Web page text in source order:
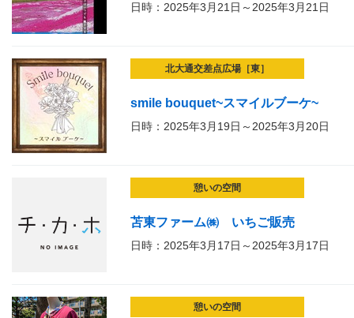
日時：2025年3月21日～2025年3月21日
北大通交差点広場［東］
smile bouquet~スマイルブーケ~
日時：2025年3月19日～2025年3月20日
憩いの空間
苫東ファーム㈱ いちご販売
日時：2025年3月17日～2025年3月17日
憩いの空間